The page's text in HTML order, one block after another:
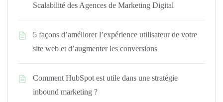
Scalabilité des Agences de Marketing Digital
5 façons d’améliorer l’expérience utilisateur de votre
site web et d’augmenter les conversions
Comment HubSpot est utile dans une stratégie
inbound marketing ?